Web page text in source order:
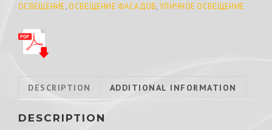
ОСВЕЩЕНИЕ, ОСВЕЩЕНИЕ ФАСАДОВ,УЛИЧНОЕ ОСВЕЩЕНИЕ
DESCRIPTION ADDITIONAL INFORMATION
DESCRIPTION